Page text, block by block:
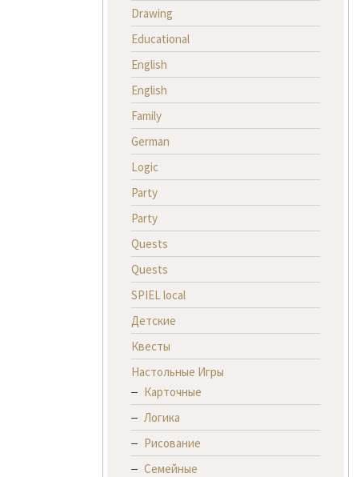
Drawing
Educational
English
English
Family
German
Logic
Party
Party
Quests
Quests
SPIEL local
Детские
Квесты
Настольные Игры
Карточные
Логика
Рисование
Семейные